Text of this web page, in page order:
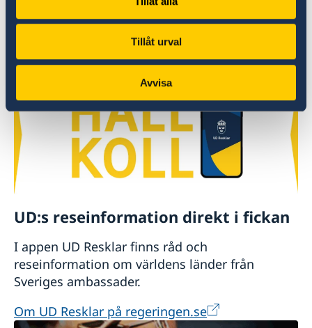
Tillåt urval
Avvisa
Ambassadens reseinformation
Senast uppdaterad 06 aug. 2026, 14.41
UD:s reseinformation direkt i fickan
I appen UD Resklar finns råd och
reseinformation om världens länder från
Sveriges ambassader.
Om UD Resklar på regeringen.se